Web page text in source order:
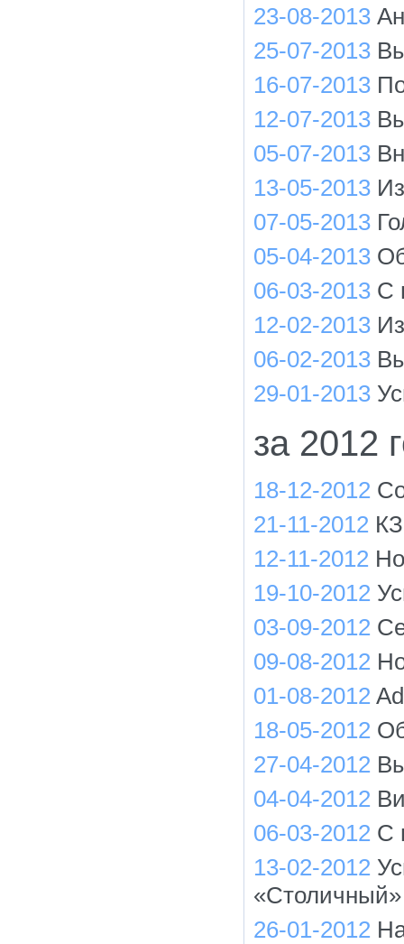
23-08-2013
25-07-2013
16-07-2013
12-07-2013
05-07-2013
13-05-2013
07-05-2013
05-04-2013
06-03-2013 С
12-02-2013
06-02-2013
29-01-2013
за 2012
18-12-2012
21-11-2012
12-11-2012
19-10-2012
03-09-2012
09-08-2012
01-08-2012
18-05-2012
27-04-2012
04-04-2012
06-03-2012 С
13-02-2012
«Столичный»
26-01-2012